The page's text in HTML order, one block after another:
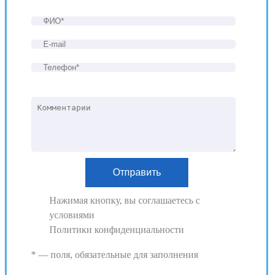
Нажимая кнопку, вы соглашаетесь с
условиями
Политики конфиденциальности
* — поля, обязательные для заполнения